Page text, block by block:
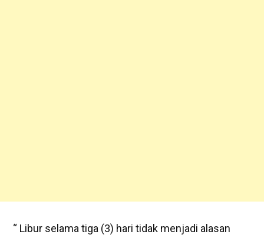
“ Libur selama tiga (3) hari tidak menjadi alasan